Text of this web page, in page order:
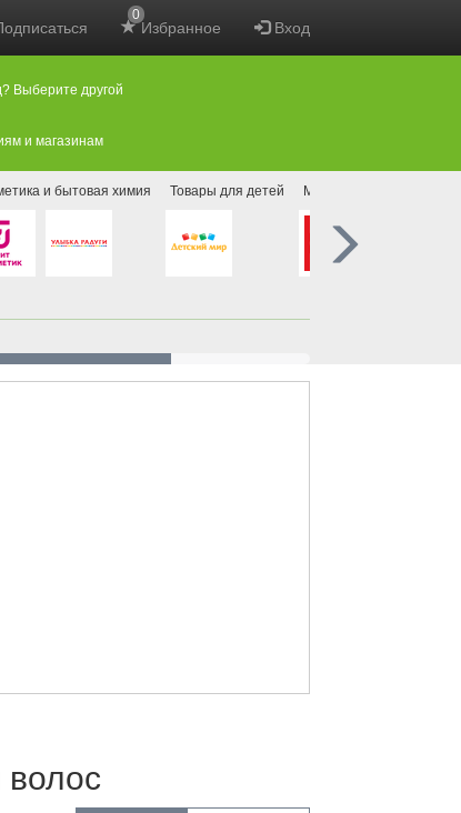
Избранное
0
Вход
Выберите другой
и магазинам
и бытовая химия Товары для детей Мебель